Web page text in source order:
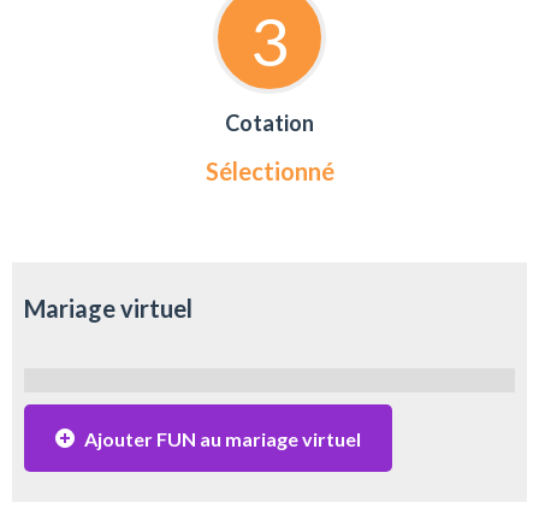
3
Cotation
Sélectionné
Mariage virtuel
Ajouter FUN au mariage virtuel